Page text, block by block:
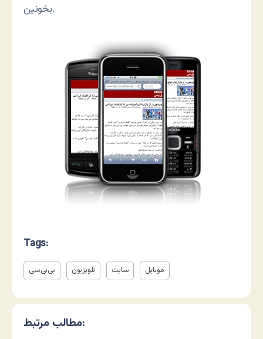
بخونین.
Tags:
بی‌بی‌سی تلویزیون سایت موبایل
مطالب مرتبط: